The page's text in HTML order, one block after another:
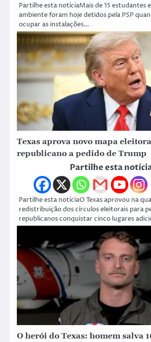
Partilhe esta notíciaMais de 15 estudantes
ambiente foram hoje detidos pela PSP
ocupar as instalações…
Texas aprova novo mapa
republicano a pedido de Trump
Partilhe esta
Partilhe esta notíciaO Texas aprovou na
redistribuição dos círculos eleitorais para
republicanos conquistar cinco lugares
O herói do Texas: homem salva